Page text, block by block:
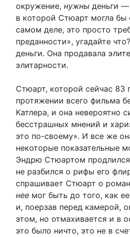
окружение, нужны деньги —
в которой Стюарт могла бы
самом деле, это просто
преданности», угадайте
деньги. Она продавала
элитарности.
Стюарт, которой сейчас 83
протяжении всего фильма
Катлера, и она невероятно
бесстрашных мнений и
это по-своему». И все же
некоторые показательные
Эндрю Стюартом продлился
не разбился о рифы его
спрашивает Стюарт о
нее мог быть до того, как
и, поерзав перед камерой,
этом, но отмахивается и в
это было ничто, это не в